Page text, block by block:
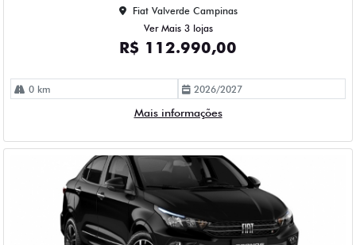
Fiat Valverde Campinas
Ver Mais 3 lojas
R$ 112.990,00
0 km 2026/2027
Mais informações